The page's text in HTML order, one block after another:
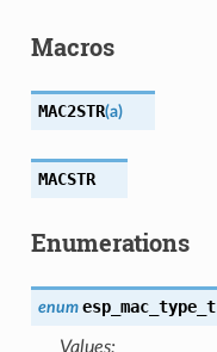
Macros
MAC2STR(a)
MACSTR
Enumerations
enum esp_mac_type_t
Values: